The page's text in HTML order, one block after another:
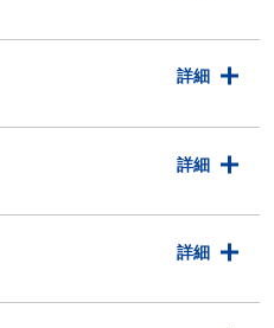
詳細
詳細
詳細